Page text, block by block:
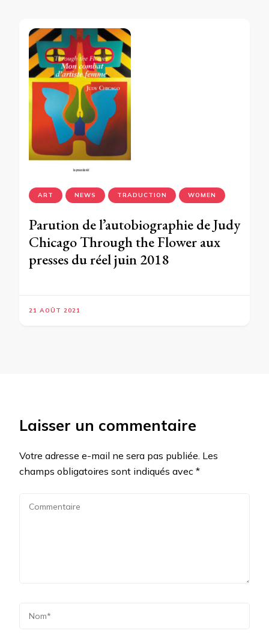
ART NEWS TRADUCTION WOMEN
Parution de l’autobiographie de Judy
Chicago Through the Flower aux
presses du réel juin 2018
21 AOÛT 2021
Laisser un commentaire
Votre adresse e-mail ne sera pas publiée. Les
champs obligatoires sont indiqués avec *